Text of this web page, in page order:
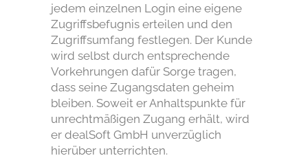
jedem einzelnen Login eine eigene
Zugriffsbefugnis erteilen und den
Zugriffsumfang festlegen. Der Kunde
wird selbst durch entsprechende
Vorkehrungen dafür Sorge tragen,
dass seine Zugangsdaten geheim
bleiben. Soweit er Anhaltspunkte für
unrechtmäßigen Zugang erhält, wird
er dealSoft GmbH unverzüglich
hierüber unterrichten.